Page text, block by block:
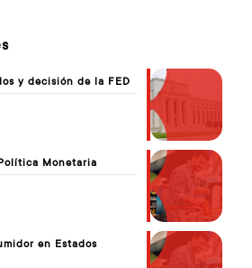
y decisión de la FED
Monetaria
en Estados